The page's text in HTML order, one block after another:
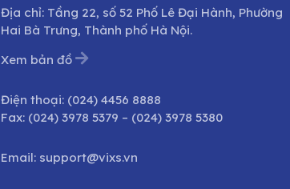
Địa chỉ: Tầng 22, số 52 Phố Lê Đại Hành, Phường
Hai Bà Trưng, Thành phố Hà Nội.
Xem bản đồ
Điện thoại: (024) 4456 8888
Fax: (024) 3978 5379 – (024) 3978 5380
Email: support@vixs.vn